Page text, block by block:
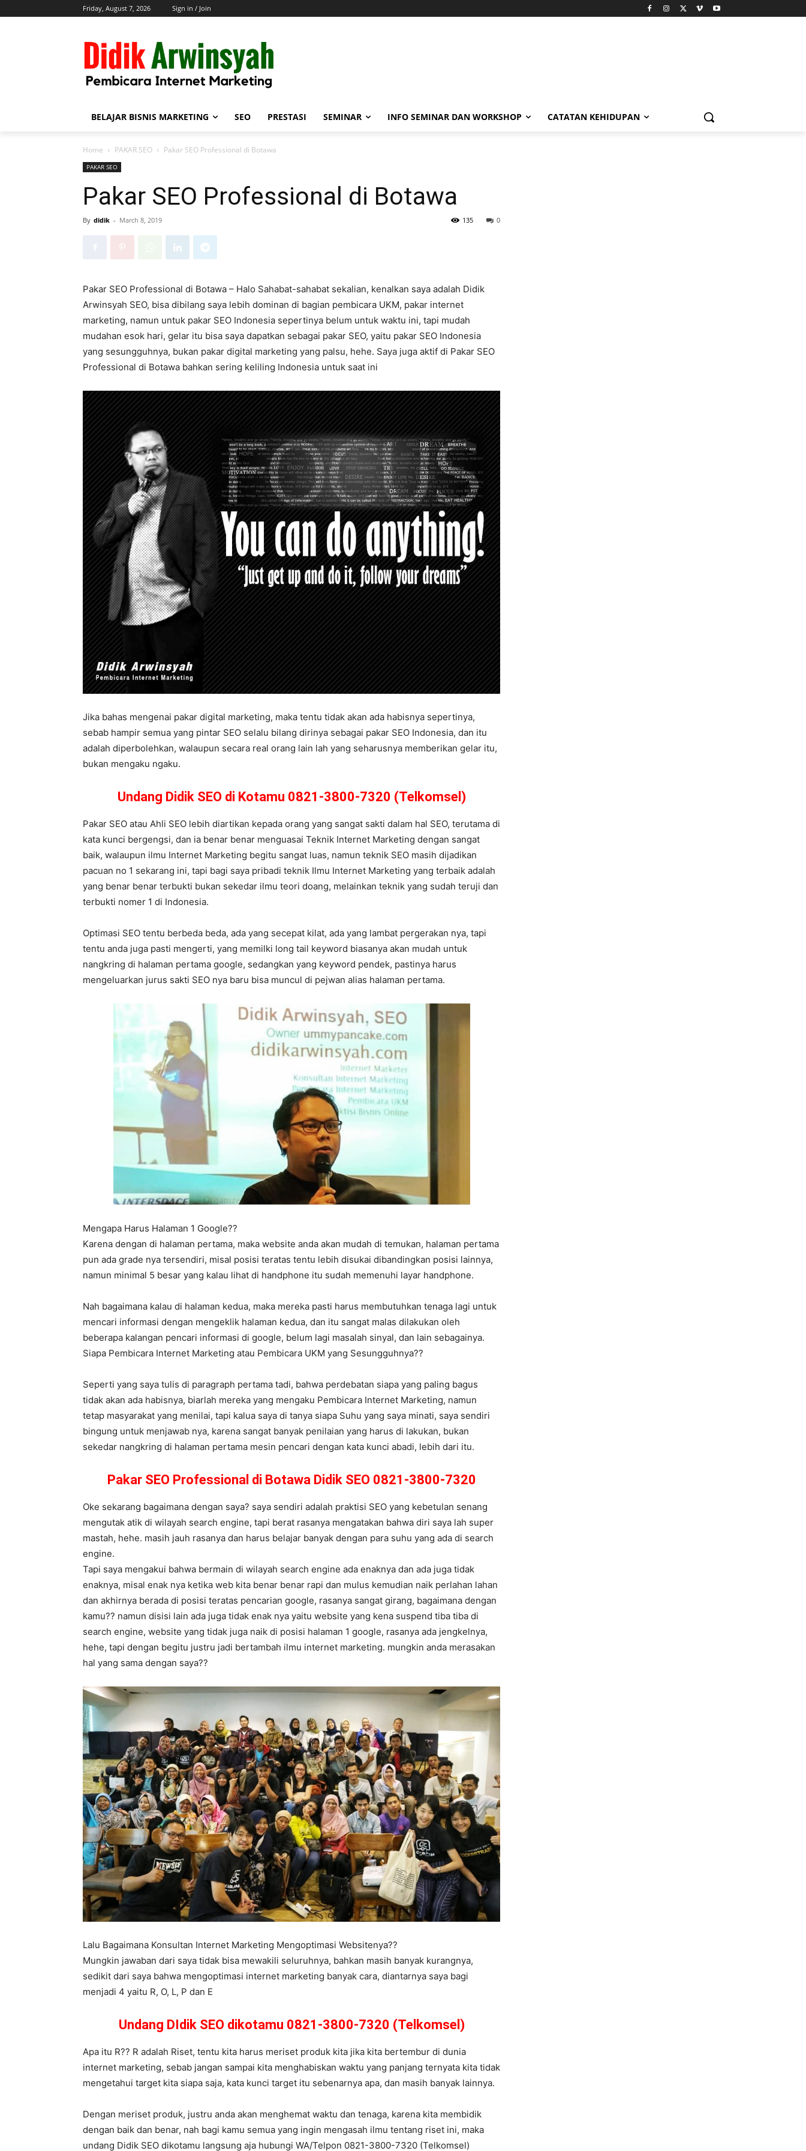
Friday, August 7, 2026 Sign in / Join
BELAJAR BISNIS MARKETING SEO PRESTASI SEMINAR INFO SEMINAR DAN WORKSHOP CATATAN KEHIDUPAN
Home PAKAR SEO Pakar SEO Professional di Botawa
PAKAR SEO
Pakar SEO Professional di Botawa
By didik - March 8, 2019 0
135
Pakar SEO Professional di Botawa – Halo Sahabat-sahabat sekalian, kenalkan saya adalah Didik
Arwinsyah SEO, bisa dibilang saya lebih dominan di bagian pembicara UKM, pakar internet
marketing, namun untuk pakar SEO Indonesia sepertinya belum untuk waktu ini, tapi mudah
mudahan esok hari, gelar itu bisa saya dapatkan sebagai pakar SEO, yaitu pakar SEO Indonesia
yang sesungguhnya, bukan pakar digital marketing yang palsu, hehe. Saya juga aktif di Pakar SEO
Professional di Botawa bahkan sering keliling Indonesia untuk saat ini
Jika bahas mengenai pakar digital marketing, maka tentu tidak akan ada habisnya sepertinya,
sebab hampir semua yang pintar SEO selalu bilang dirinya sebagai pakar SEO Indonesia, dan itu
adalah diperbolehkan, walaupun secara real orang lain lah yang seharusnya memberikan gelar itu,
bukan mengaku ngaku.
Undang Didik SEO di Kotamu 0821-3800-7320 (Telkomsel)
Pakar SEO atau Ahli SEO lebih diartikan kepada orang yang sangat sakti dalam hal SEO, terutama di
kata kunci bergengsi, dan ia benar benar menguasai Teknik Internet Marketing dengan sangat
baik, walaupun ilmu Internet Marketing begitu sangat luas, namun teknik SEO masih dijadikan
pacuan no 1 sekarang ini, tapi bagi saya pribadi teknik Ilmu Internet Marketing yang terbaik adalah
yang benar benar terbukti bukan sekedar ilmu teori doang, melainkan teknik yang sudah teruji dan
terbukti nomer 1 di Indonesia.
Optimasi SEO tentu berbeda beda, ada yang secepat kilat, ada yang lambat pergerakan nya, tapi
tentu anda juga pasti mengerti, yang memilki long tail keyword biasanya akan mudah untuk
nangkring di halaman pertama google, sedangkan yang keyword pendek, pastinya harus
mengeluarkan jurus sakti SEO nya baru bisa muncul di pejwan alias halaman pertama.
Mengapa Harus Halaman 1 Google??
Karena dengan di halaman pertama, maka website anda akan mudah di temukan, halaman pertama
pun ada grade nya tersendiri, misal posisi teratas tentu lebih disukai dibandingkan posisi lainnya,
namun minimal 5 besar yang kalau lihat di handphone itu sudah memenuhi layar handphone.
Nah bagaimana kalau di halaman kedua, maka mereka pasti harus membutuhkan tenaga lagi untuk
mencari informasi dengan mengeklik halaman kedua, dan itu sangat malas dilakukan oleh
beberapa kalangan pencari informasi di google, belum lagi masalah sinyal, dan lain sebagainya.
Siapa Pembicara Internet Marketing atau Pembicara UKM yang Sesungguhnya??
Seperti yang saya tulis di paragraph pertama tadi, bahwa perdebatan siapa yang paling bagus
tidak akan ada habisnya, biarlah mereka yang mengaku Pembicara Internet Marketing, namun
tetap masyarakat yang menilai, tapi kalua saya di tanya siapa Suhu yang saya minati, saya sendiri
bingung untuk menjawab nya, karena sangat banyak penilaian yang harus di lakukan, bukan
sekedar nangkring di halaman pertama mesin pencari dengan kata kunci abadi, lebih dari itu.
Pakar SEO Professional di Botawa Didik SEO 0821-3800-7320
Oke sekarang bagaimana dengan saya? saya sendiri adalah praktisi SEO yang kebetulan senang
mengutak atik di wilayah search engine, tapi berat rasanya mengatakan bahwa diri saya lah super
mastah, hehe. masih jauh rasanya dan harus belajar banyak dengan para suhu yang ada di search
engine.
Tapi saya mengakui bahwa bermain di wilayah search engine ada enaknya dan ada juga tidak
enaknya, misal enak nya ketika web kita benar benar rapi dan mulus kemudian naik perlahan lahan
dan akhirnya berada di posisi teratas pencarian google, rasanya sangat girang, bagaimana dengan
kamu?? namun disisi lain ada juga tidak enak nya yaitu website yang kena suspend tiba tiba di
search engine, website yang tidak juga naik di posisi halaman 1 google, rasanya ada jengkelnya,
hehe, tapi dengan begitu justru jadi bertambah ilmu internet marketing. mungkin anda merasakan
hal yang sama dengan saya??
Lalu Bagaimana Konsultan Internet Marketing Mengoptimasi Websitenya??
Mungkin jawaban dari saya tidak bisa mewakili seluruhnya, bahkan masih banyak kurangnya,
sedikit dari saya bahwa mengoptimasi internet marketing banyak cara, diantarnya saya bagi
menjadi 4 yaitu R, O, L, P dan E
Undang DIdik SEO dikotamu 0821-3800-7320 (Telkomsel)
Apa itu R?? R adalah Riset, tentu kita harus meriset produk kita jika kita bertembur di dunia
internet marketing, sebab jangan sampai kita menghabiskan waktu yang panjang ternyata kita tidak
mengetahui target kita siapa saja, kata kunci target itu sebenarnya apa, dan masih banyak lainnya.
Dengan meriset produk, justru anda akan menghemat waktu dan tenaga, karena kita membidik
dengan baik dan benar, nah bagi kamu semua yang ingin mengasah ilmu tentang riset ini, maka
undang Didik SEO dikotamu langsung aja hubungi WA/Telpon 0821-3800-7320 (Telkomsel)